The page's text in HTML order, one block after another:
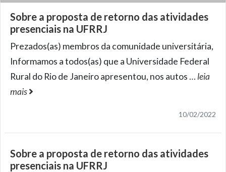
Sobre a proposta de retorno das atividades
presenciais na UFRRJ
Prezados(as) membros da comunidade universitária,
Informamos a todos(as) que a Universidade Federal
Rural do Rio de Janeiro apresentou, nos autos … leia
mais
10/02/2022
Sobre a proposta de retorno das atividades
presenciais na UFRRJ